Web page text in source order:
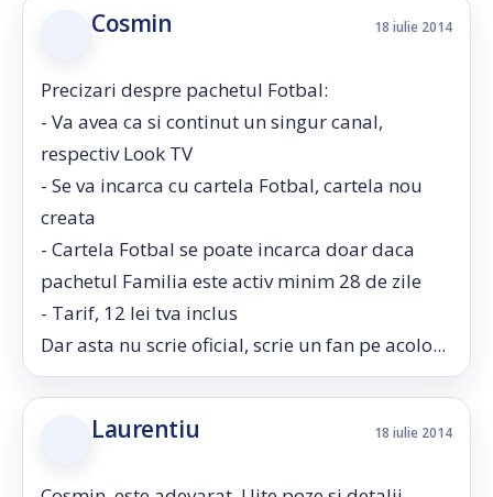
Cosmin 18 iulie 2014
Precizari despre pachetul Fotbal:
- Va avea ca si continut un singur canal,
respectiv Look TV
- Se va incarca cu cartela Fotbal, cartela nou
creata
- Cartela Fotbal se poate incarca doar daca
pachetul Familia este activ minim 28 de zile
- Tarif, 12 lei tva inclus
Dar asta nu scrie oficial, scrie un fan pe acolo...
Laurentiu 18 iulie 2014